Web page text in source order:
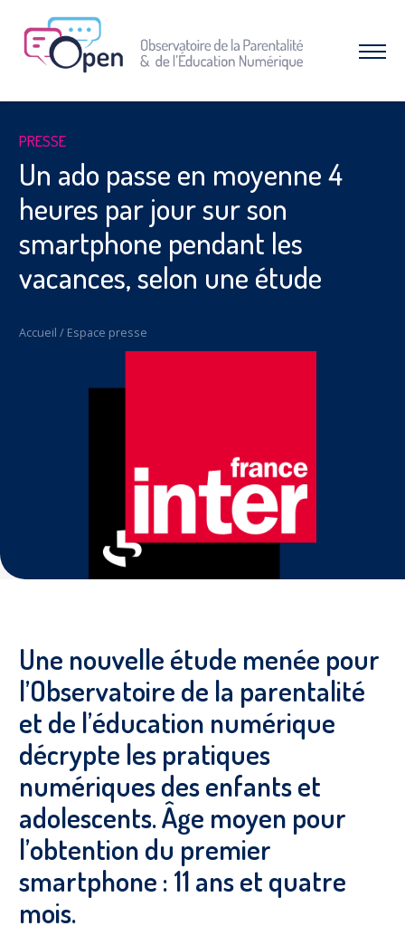
Afficher
le
À PROPOS DE L’OPEN
Qui sommes-nous ?
Nos combats et réussites
RESSOURCES
Espace parents
Dossiers thématiques
INTERVENTIONS & FORMATIONS
SNAP – Sexualité, Numérique, Adolescence &
Parents Sentinelles des écrans
Pari Risqué : Prévenir l’addiction aux jeux d’argent en
PRESSE
Un ado passe en moyenne 4
heures par jour sur son
smartphone pendant les
vacances, selon une étude
Accueil / Espace presse
Une nouvelle étude menée pour
l’Observatoire de la parentalité
et de l’éducation numérique
décrypte les pratiques
numériques des enfants et
adolescents. Âge moyen pour
l’obtention du premier
smartphone : 11 ans et quatre
mois.